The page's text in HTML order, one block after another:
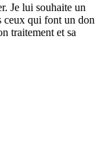
Je lui souhaite un
ceux qui font un don
traitement et sa